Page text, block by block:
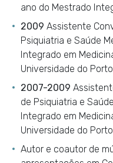
ano do Mestrado
2009 Assistente
Psiquiatria e Saúde
Integrado em
Universidade do Porto
2007-2009
de Psiquiatria e
Integrado em
Universidade do Porto
Autor e coautor de